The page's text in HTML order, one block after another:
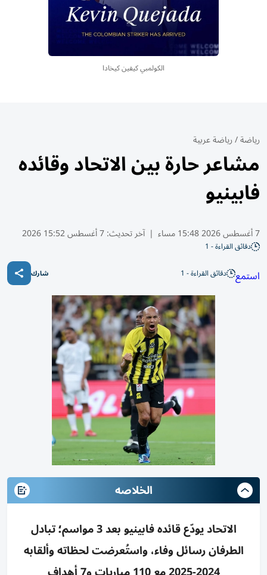
الكولمبي كيفين كيخادا
رياضة/رياضة عربية
مشاعر حارة بين الاتحاد وقائده
فابينيو
7 أغسطس 2026 15:48 مساء | آخر تحديث:7 أغسطس 15:52 2026
دقائق القراءة - 1
استمع دقائق القراءة - 1 شارك
الخلاصه
الاتحاد يودّع قائده فابينيو بعد 3 مواسم؛ تبادل
الطرفان رسائل وفاء، واستُعرضت لحظاته وألقابه